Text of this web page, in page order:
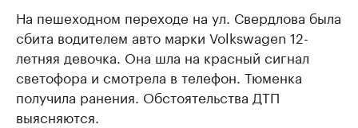
На пешеходном переходе на ул. Свердлова была
сбита водителем авто марки Volkswagen 12-
летняя девочка. Она шла на красный сигнал
светофора и смотрела в телефон. Тюменка
получила ранения. Обстоятельства ДТП
выясняются.